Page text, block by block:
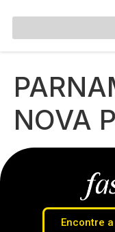
NOVA
Encontre